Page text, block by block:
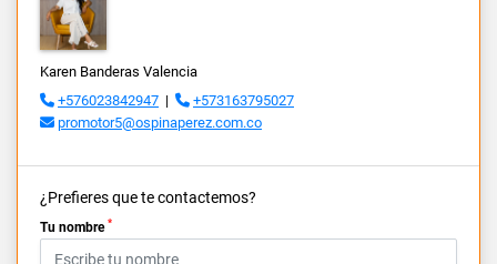
Karen Banderas Valencia
+576023842947 |
+573163795027
promotor5@ospinaperez.com.co
¿Prefieres que te contactemos?
Tu nombre *